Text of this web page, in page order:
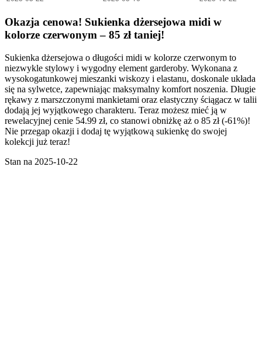
Okazja cenowa! Sukienka dżersejowa midi w
kolorze czerwonym – 85 zł taniej!
Sukienka dżersejowa o długości midi w kolorze czerwonym to
niezwykle stylowy i wygodny element garderoby. Wykonana z
wysokogatunkowej mieszanki wiskozy i elastanu, doskonale układa
się na sylwetce, zapewniając maksymalny komfort noszenia. Długie
rękawy z marszczonymi mankietami oraz elastyczny ściągacz w talii
dodają jej wyjątkowego charakteru. Teraz możesz mieć ją w
rewelacyjnej cenie 54.99 zł, co stanowi obniżkę aż o 85 zł (-61%)!
Nie przegap okazji i dodaj tę wyjątkową sukienkę do swojej
kolekcji już teraz!
Stan na 2025-10-22